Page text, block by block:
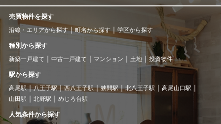
売買物件を探す
沿線・エリアから探す 町名から探す 学区から探す
種別から探す
新築一戸建て 中古一戸建て マンション 土地 投資物件
駅から探す
高尾駅 八王子駅 西八王子駅 狭間駅 北八王子駅
高尾山口駅
山田駅
北野駅 めじろ台駅
人気条件から探す